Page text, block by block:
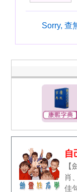
Sorry, 查
自
肖
佳